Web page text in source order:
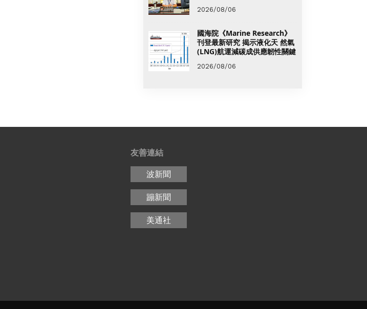
2026/08/06
國海院《Marine Research》
刊登最新研究 揭示液化天 然氣
(LNG)航運減碳成供應韌性關鍵
2026/08/06
友善連結
波新聞
蹦新聞
美通社